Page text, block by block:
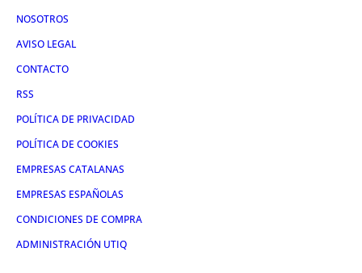
NOSOTROS
AVISO LEGAL
CONTACTO
RSS
POLÍTICA DE PRIVACIDAD
POLÍTICA DE COOKIES
EMPRESAS CATALANAS
EMPRESAS ESPAÑOLAS
CONDICIONES DE COMPRA
ADMINISTRACIÓN UTIQ